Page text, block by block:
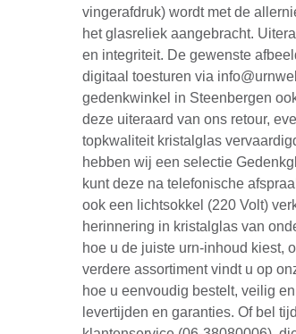
vingerafdruk) wordt met de
het glasreliek aangebracht.
en integriteit. De gewenste
digitaal toesturen via
gedenkwinkel in Steenbergen
deze uiteraard van ons retour,
topkwaliteit kristalglas
hebben wij een selectie
kunt deze na telefonische
ook een lichtsokkel (220 Volt)
herinnering in kristalglas van
hoe u de juiste urn-inhoud kiest,
verdere assortiment vindt u op
hoe u eenvoudig bestelt, veilig
levertijden en garanties. Of bel